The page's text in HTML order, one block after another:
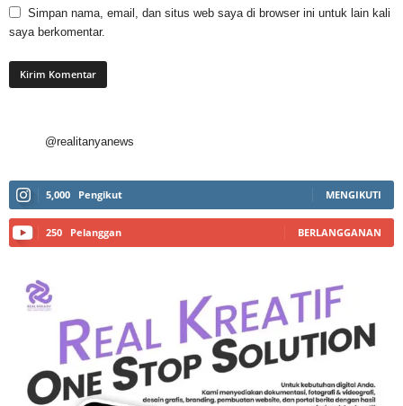
Simpan nama, email, dan situs web saya di browser ini untuk lain kali
saya berkomentar.
@realitanyanews
5,000 Pengikut MENGIKUTI
250 Pelanggan BERLANGGANAN